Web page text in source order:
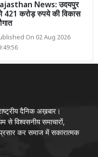
News: उदयपुर
421 करोड़ रुपये की विकास
On 02 Aug 2026
दैनिक अख़बार।
से विश्वसनीय समाचारों,
कर समाज में सकारात्मक